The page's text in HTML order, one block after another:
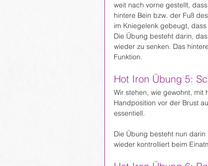
weit nach vorne gestellt,
hintere Bein bzw. der Fuß
im Kniegelenk gebeugt,
Die Übung besteht darin,
wieder zu senken. Das
Funktion.
Hot Iron Übung 5:
Wir stehen, wie gewohnt,
Handposition vor der Brust
essentiell.
Die Übung besteht nun
wieder kontrolliert beim